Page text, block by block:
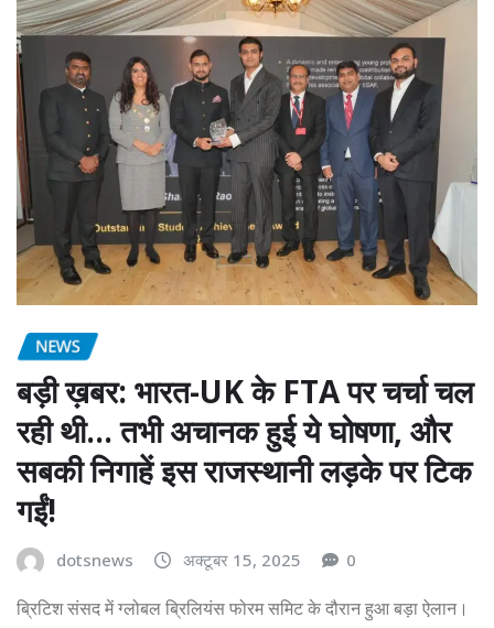
NEWS
बड़ी ख़बर: भारत-UK के FTA पर चर्चा चल
रही थी… तभी अचानक हुई ये घोषणा, और
सबकी निगाहें इस राजस्थानी लड़के पर टिक
गईं!
dotsnews अक्टूबर 15, 2025 0
ब्रिटिश संसद में ग्लोबल ब्रिलियंस फोरम समिट के दौरान हुआ बड़ा ऐलान।